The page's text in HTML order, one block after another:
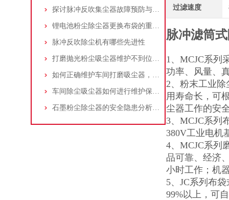
探讨脉冲反吹集尘器故障预防与维护要点
锂电池粉尘除尘器更换布袋的重要性与方法
脉冲反吹除尘机有哪些先进性
打磨抛光粉尘吸尘器维护不到位，那是你没有注意这些而已！
如何正确维护车间打磨吸尘器，延长使用寿命
车间除尘吸尘器如何进行维护保养？
石墨粉尘除尘器的安全隐患分析及应对措施
过滤速度
脉冲滤筒
1、MCJC系列
功率、风量、
2、粉末工业
用寿命长，可
尘器工作的安
3、MCJC系列
380V工业电机
4、MCJC系列
品可靠、经济
小时工作；机
5、JC系列布
99%以上，可